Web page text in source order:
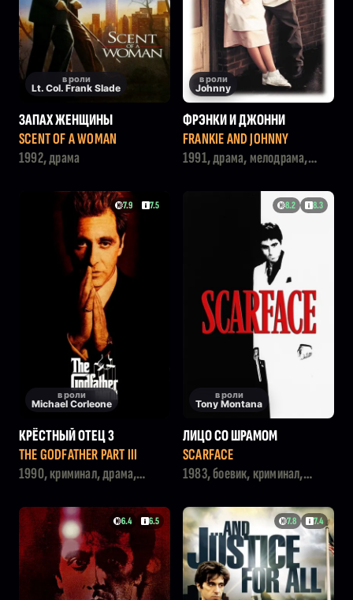
в роли
Lt. Col. Frank Slade
ЗАПАХ ЖЕНЩИНЫ
SCENT OF A WOMAN
1992, драма
в роли
Johnny
ФРЭНКИ И ДЖОННИ
FRANKIE AND JOHNNY
1991, драма, мелодрама,
7.9 7.5
в роли
Michael Corleone
КРЁСТНЫЙ ОТЕЦ 3
THE GODFATHER PART III
1990, криминал, драма,
8.2 8.3
в роли
Tony Montana
ЛИЦО СО ШРАМОМ
SCARFACE
1983, боевик, криминал,
6.4 6.5 7.8 7.4